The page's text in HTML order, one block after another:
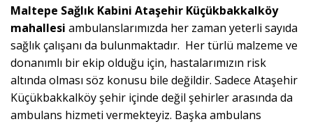
Maltepe Sağlık Kabini Ataşehir Küçükbakkalköy
mahallesi ambulanslarımızda her zaman yeterli sayıda
sağlık çalışanı da bulunmaktadır. Her türlü malzeme ve
donanımlı bir ekip olduğu için, hastalarımızın risk
altında olması söz konusu bile değildir. Sadece Ataşehir
Küçükbakkalköy şehir içinde değil şehirler arasında da
ambulans hizmeti vermekteyiz. Başka ambulans